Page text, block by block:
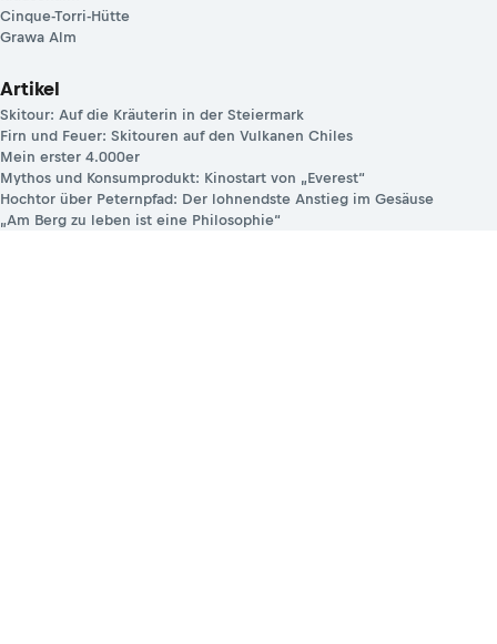
Cinque-Torri-Hütte
Grawa Alm
Artikel
Skitour: Auf die Kräuterin in der Steiermark
Firn und Feuer: Skitouren auf den Vulkanen Chiles
Mein erster 4.000er
Mythos und Konsumprodukt: Kinostart von „Everest“
Hochtor über Peternpfad: Der lohnendste Anstieg im Gesäuse
„Am Berg zu leben ist eine Philosophie“